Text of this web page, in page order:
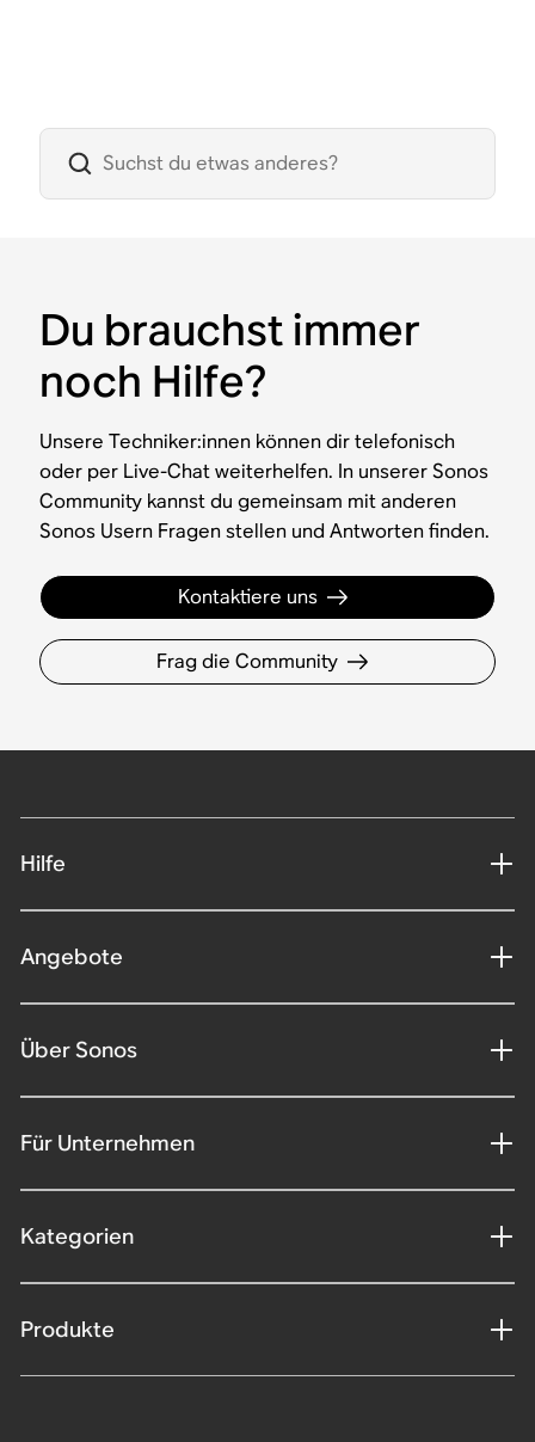
Du brauchst immer
noch Hilfe?
Unsere Techniker:innen können dir telefonisch
oder per Live-Chat weiterhelfen. In unserer Sonos
Community kannst du gemeinsam mit anderen
Sonos Usern Fragen stellen und Antworten finden.
Kontaktiere uns
Frag die Community
Hilfe
Angebote
Über Sonos
Für Unternehmen
Kategorien
Produkte